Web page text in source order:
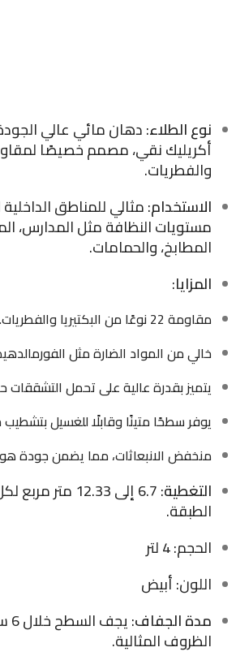
نوع الطلاء: دهان مائي عالي
أكريليك نقي، مصمم خصيصًا
والفطريات.
الاستخدام: مثالي للمناطق
مستويات النظافة مثل المدارس،
المطابخ، والحمامات.
المزايا:
مقاومة 22 نوعًا من البكتيريا والفطريات.
خالي من المواد الضارة مثل
يتميز بقدرة عالية على تحمل التشققات حتى 1
يوفر سطحًا متينًا وقابلًا للغسيل
منخفض الانبعاثات، مما يضمن جودة
التغطية : 6.7 إلى 12.33
الطبقة.
الحجم: 4 لتر
اللون: أبيض
مدة الجفاف
:
الظروف المثالية.